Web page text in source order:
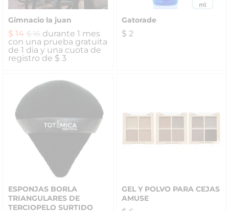
Gimnacio la juan
$ 14 $16 durante 1 mes
con una prueba gratuita
de 1 dia y una cuota de
registro de $ 3
Gatorade
$ 2
ESPONJAS BORLA
TRIANGULARES DE
TERCIOPELO SURTIDO
GEL Y POLVO PARA CEJAS
AMUSE